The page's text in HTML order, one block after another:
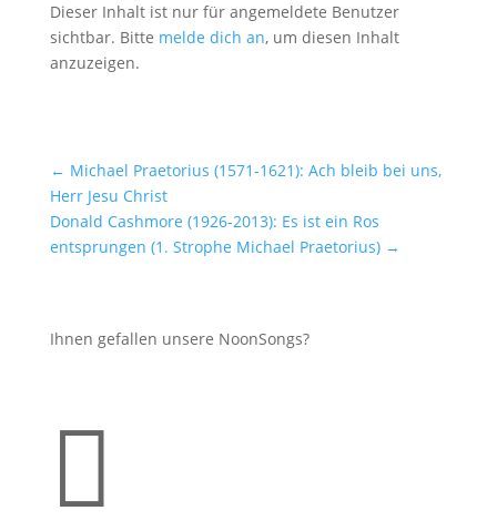
Dieser Inhalt ist nur für angemeldete Benutzer
sichtbar. Bitte melde dich an, um diesen Inhalt
anzuzeigen.
← Michael Praetorius (1571-1621): Ach bleib bei uns,
Herr Jesu Christ
Donald Cashmore (1926-2013): Es ist ein Ros
entsprungen (1. Strophe Michael Praetorius)→
Ihnen gefallen unsere NoonSongs?
